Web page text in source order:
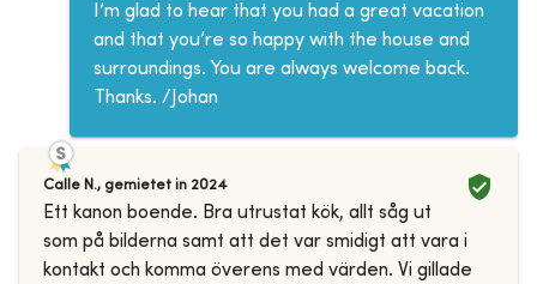
I’m glad to hear that you had a great vacation
and that you’re so happy with the house and
surroundings. You are always welcome back.
Thanks. /Johan
Calle N., gemietet in 2024
Ett kanon boende. Bra utrustat kök, allt såg ut
som på bilderna samt att det var smidigt att vara i
kontakt och komma överens med värden. Vi gillade